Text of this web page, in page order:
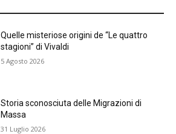
Quelle misteriose origini de “Le quattro
stagioni” di Vivaldi
5 Agosto 2026
Storia sconosciuta delle Migrazioni di
Massa
31 Luglio 2026